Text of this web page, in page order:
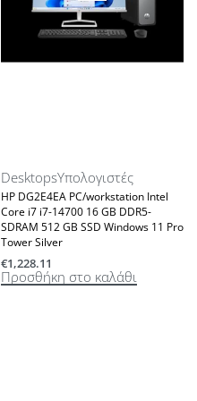
DesktopsΥπολογιστές
HP DG2E4EA PC/workstation Intel
Core i7 i7-14700 16 GB DDR5-
SDRAM 512 GB SSD Windows 11 Pro
Tower Silver
€1,228.11
Προσθήκη στο καλάθι